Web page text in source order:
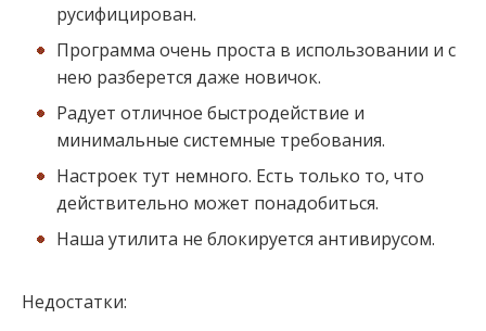
русифицирован.
Программа очень проста в использовании и с
нею разберется даже новичок.
Радует отличное быстродействие и
минимальные системные требования.
Настроек тут немного. Есть только то, что
действительно может понадобиться.
Наша утилита не блокируется антивирусом.
Недостатки: